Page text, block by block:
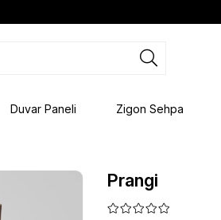
Duvar Paneli Zigon Sehpa
Prangi